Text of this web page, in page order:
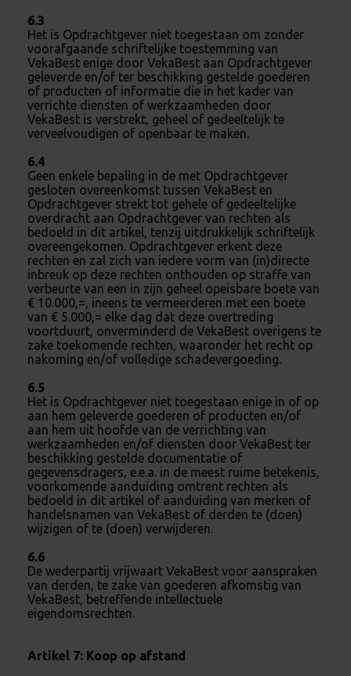
6.3
Het is Opdrachtgever niet toegestaan om zonder
voorafgaande schriftelijke toestemming van
VekaBest enige door VekaBest aan Opdrachtgever
geleverde en/of ter beschikking gestelde goederen
of producten of informatie die in het kader van
verrichte diensten of werkzaamheden door
VekaBest is verstrekt, geheel of gedeeltelijk te
verveelvoudigen of openbaar te maken.
6.4
Geen enkele bepaling in de met Opdrachtgever
gesloten overeenkomst tussen VekaBest en
Opdrachtgever strekt tot gehele of gedeeltelijke
overdracht aan Opdrachtgever van rechten als
bedoeld in dit artikel, tenzij uitdrukkelijk schriftelijk
overeengekomen. Opdrachtgever erkent deze
rechten en zal zich van iedere vorm van (in)directe
inbreuk op deze rechten onthouden op straffe van
verbeurte van een in zijn geheel opeisbare boete van
€ 10.000,=, ineens te vermeerderen met een boete
van € 5.000,= elke dag dat deze overtreding
voortduurt, onverminderd de VekaBest overigens te
zake toekomende rechten, waaronder het recht op
nakoming en/of volledige schadevergoeding.
6.5
Het is Opdrachtgever niet toegestaan enige in of op
aan hem geleverde goederen of producten en/of
aan hem uit hoofde van de verrichting van
werkzaamheden en/of diensten door VekaBest ter
beschikking gestelde documentatie of
gegevensdragers, e.e.a. in de meest ruime betekenis,
voorkomende aanduiding omtrent rechten als
bedoeld in dit artikel of aanduiding van merken of
handelsnamen van VekaBest of derden te (doen)
wijzigen of te (doen) verwijderen.
6.6
De wederpartij vrijwaart VekaBest voor aanspraken
van derden, te zake van goederen afkomstig van
VekaBest, betreffende intellectuele
eigendomsrechten.
Artikel 7: Koop op afstand